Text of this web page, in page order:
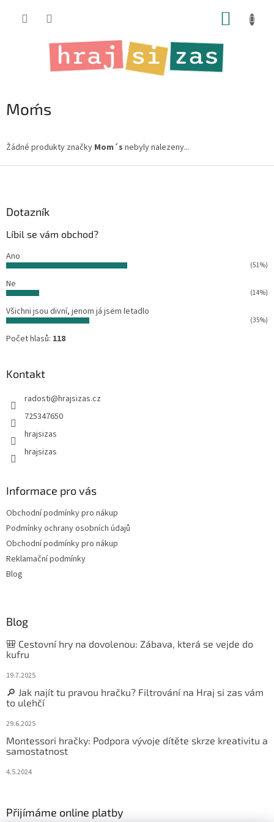
Mom´s
Žádné produkty značky Mom´s nebyly nalezeny...
Dotazník
Líbil se vám obchod?
Ano
(51%)
Ne
(14%)
Všichni jsou divní, jenom já jsem letadlo
(35%)
Počet hlasů: 118
Kontakt
radosti@hrajsizas.cz
725347650
hrajsizas
hrajsizas
Informace pro vás
Obchodní podmínky pro nákup
Podmínky ochrany osobních údajů
Obchodní podmínky pro nákup
Reklamační podmínky
Blog
Blog
🎒 Cestovní hry na dovolenou: Zábava, která se vejde do
kufru
19.7.2025
🔎 Jak najít tu pravou hračku? Filtrování na Hraj si zas vám
to ulehčí
29.6.2025
Montessori hračky: Podpora vývoje dítěte skrze kreativitu a
samostatnost
4.5.2024
Přijímáme online platby